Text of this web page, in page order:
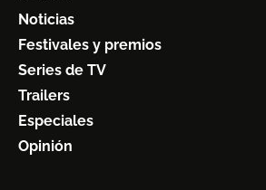
Noticias
Festivales y premios
Series de TV
Trailers
Especiales
Opinión